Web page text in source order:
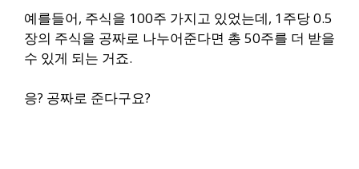
예를들어, 주식을 100주 가지고 있었는데, 1주당 0.5
장의 주식을 공짜로 나누어준다면 총 50주를 더 받을
수 있게 되는 거죠.
응? 공짜로 준다구요?